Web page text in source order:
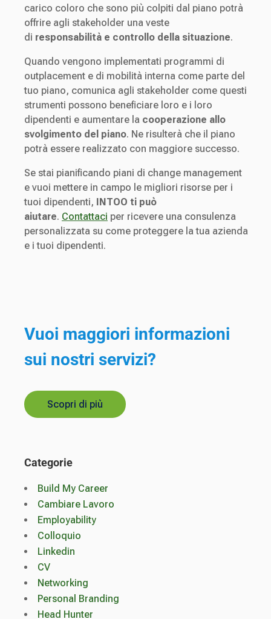
carico coloro che sono più colpiti dal piano potrà
offrire agli stakeholder una veste
di responsabilità e controllo della situazione.
Quando vengono implementati programmi di
outplacement e di mobilità interna come parte del
tuo piano, comunica agli stakeholder come questi
strumenti possono beneficiare loro e i loro
dipendenti e aumentare la cooperazione allo
svolgimento del piano. Ne risulterà che il piano
potrà essere realizzato con maggiore successo.
Se stai pianificando piani di change management
e vuoi mettere in campo le migliori risorse per i
tuoi dipendenti, INTOO ti può
aiutare. Contattaci per ricevere una consulenza
personalizzata su come proteggere la tua azienda
e i tuoi dipendenti.
Vuoi maggiori informazioni
sui nostri servizi?
Scopri di più
Categorie
Build My Career
Cambiare Lavoro
Employability
Colloquio
Linkedin
CV
Networking
Personal Branding
Head Hunter